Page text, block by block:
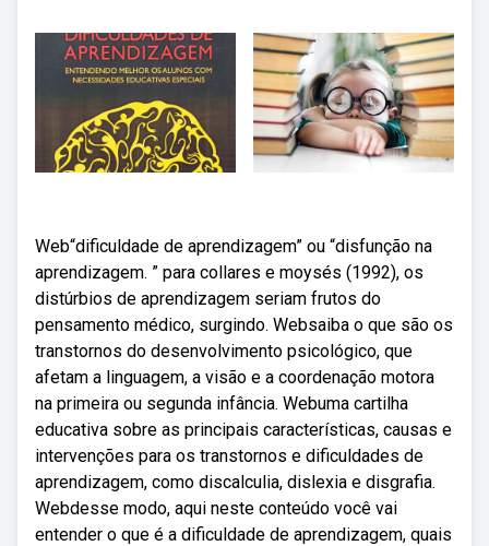
Web“dificuldade de aprendizagem” ou “disfunção na
aprendizagem. ” para collares e moysés (1992), os
distúrbios de aprendizagem seriam frutos do
pensamento médico, surgindo. Websaiba o que são os
transtornos do desenvolvimento psicológico, que
afetam a linguagem, a visão e a coordenação motora
na primeira ou segunda infância. Webuma cartilha
educativa sobre as principais características, causas e
intervenções para os transtornos e dificuldades de
aprendizagem, como discalculia, dislexia e disgrafia.
Webdesse modo, aqui neste conteúdo você vai
entender o que é a dificuldade de aprendizagem, quais